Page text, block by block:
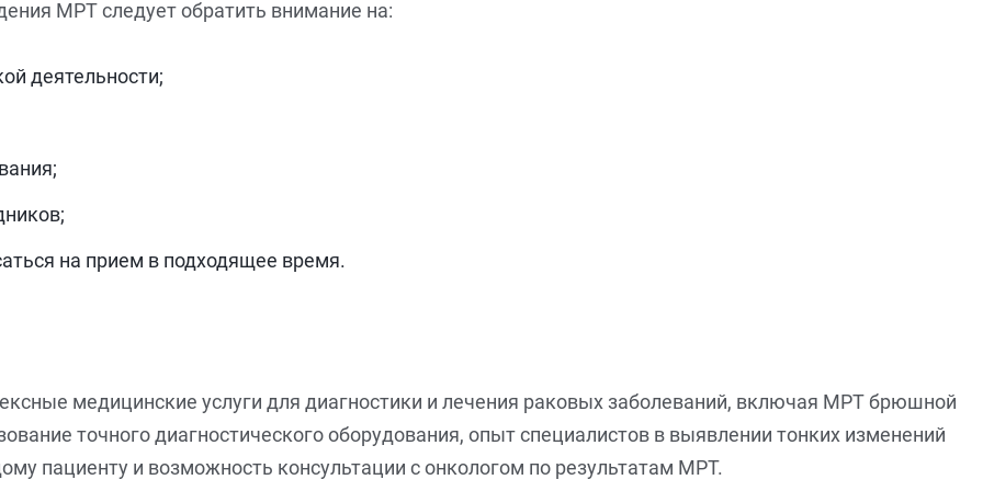
МРТ следует обратить внимание на:
деятельности;
на прием в подходящее время.
медицинские услуги для диагностики и лечения раковых заболеваний, включая МРТ брюшной
точного диагностического оборудования, опыт специалистов в выявлении тонких изменений
пациенту и возможность консультации с онкологом по результатам МРТ.